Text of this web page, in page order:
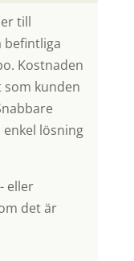
till
befintliga
Kostnaden
kunden
lösning
eller
det är